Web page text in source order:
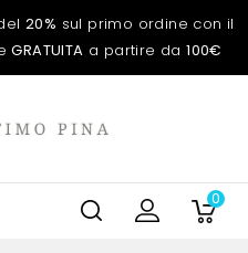
20% sul primo ordine con il
GRATUITA a partire da100€
0